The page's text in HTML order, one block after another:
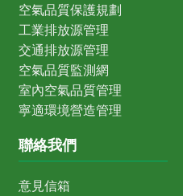
空氣品質保護規劃
工業排放源管理
交通排放源管理
空氣品質監測網
室內空氣品質管理
寧適環境營造管理
聯絡我們
意見信箱